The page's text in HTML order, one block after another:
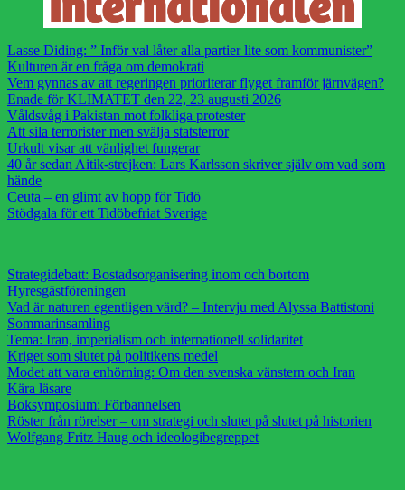
Lasse Diding: ” Inför val låter alla partier lite som kommunister”
Kulturen är en fråga om demokrati
Vem gynnas av att regeringen prioriterar flyget framför järnvägen?
Enade för KLIMATET den 22, 23 augusti 2026
Våldsvåg i Pakistan mot folkliga protester
Att sila terrorister men svälja statsterror
Urkult visar att vänlighet fungerar
40 år sedan Aitik-strejken: Lars Karlsson skriver själv om vad som
hände
Ceuta – en glimt av hopp för Tidö
Stödgala för ett Tidöbefriat Sverige
Strategidebatt: Bostadsorganisering inom och bortom
Hyresgästföreningen
Vad är naturen egentligen värd? – Intervju med Alyssa Battistoni
Sommarinsamling
Tema: Iran, imperialism och internationell solidaritet
Kriget som slutet på politikens medel
Modet att vara enhörning: Om den svenska vänstern och Iran
Kära läsare
Boksymposium: Förbannelsen
Röster från rörelser – om strategi och slutet på slutet på historien
Wolfgang Fritz Haug och ideologibegreppet